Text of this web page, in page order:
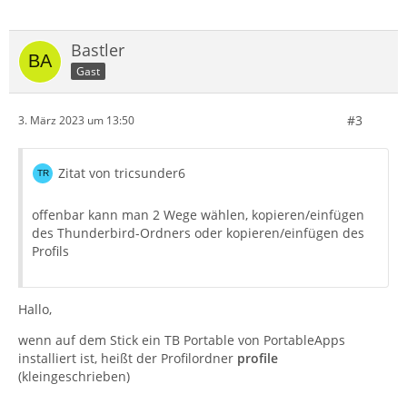
Bastler
Gast
3. März 2023 um 13:50 #3
Zitat von tricsunder6
offenbar kann man 2 Wege wählen, kopieren/einfügen
des Thunderbird-Ordners oder kopieren/einfügen des
Profils
Hallo,
wenn auf dem Stick ein TB Portable von PortableApps
installiert ist, heißt der Profilordner profile
(kleingeschrieben)